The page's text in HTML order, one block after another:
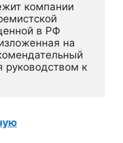
компании
в РФ
на
руководством к